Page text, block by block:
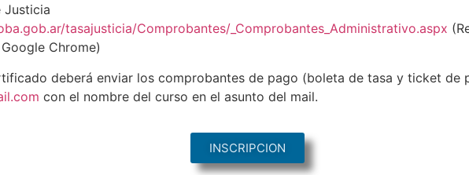
Justicia
tasajusticia/Comprobantes/_Comprobantes_Administrativo.aspx
Chrome)
deberá enviar los comprobantes de pago (boleta de tasa y ticket de
con el nombre del curso en el asunto del mail.
INSCRIPCION